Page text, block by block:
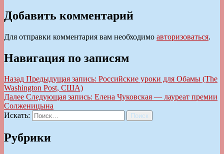
Добавить комментарий
Для отправки комментария вам необходимо авторизоваться.
Навигация по записям
Назад Предыдущая запись: Российские уроки для Обамы (The
Washington Post, США)
Далее Следующая запись: Елена Чуковская — лауреат премии
Солженицына
Искать:
Поиск
Рубрики